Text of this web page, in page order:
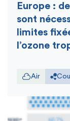
Europe :
sont
limites
l’ozone
Air